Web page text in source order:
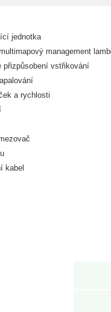
jednotka
management
přizpůsobení vstřikování
a rychlosti
kabel